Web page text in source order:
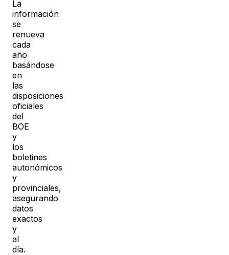
La
información
se
renueva
cada
año
basándose
en
las
disposiciones
oficiales
del
BOE
y
los
boletines
autonómicos
y
provinciales,
asegurando
datos
exactos
y
al
día.